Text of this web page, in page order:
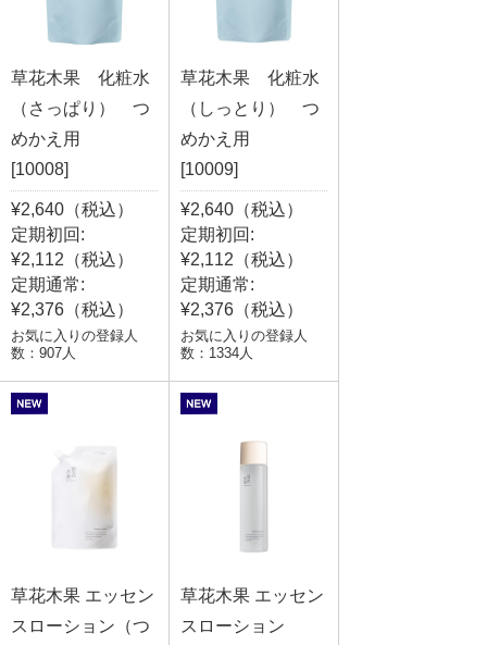
草花木果 化粧水
（さっぱり） つ
めかえ用
[10008]
¥2,640（税込）
定期初回:
¥2,112（税込）
定期通常:
¥2,376（税込）
お気に入りの登録人
数：907人
草花木果 化粧水
（しっとり） つ
めかえ用
[10009]
¥2,640（税込）
定期初回:
¥2,112（税込）
定期通常:
¥2,376（税込）
お気に入りの登録人
数：1334人
草花木果 エッセン
スローション（つ
草花木果 エッセン
スローション